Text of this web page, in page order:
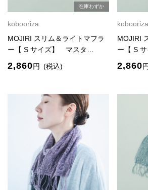
kobooriza
在庫わずか
MOJIRI スリム＆ライトマフラ
ー【 S サイズ】 マスタ…
2,860円 (税込)
kobooriza
MOJIRI
ー【 S
2,860円